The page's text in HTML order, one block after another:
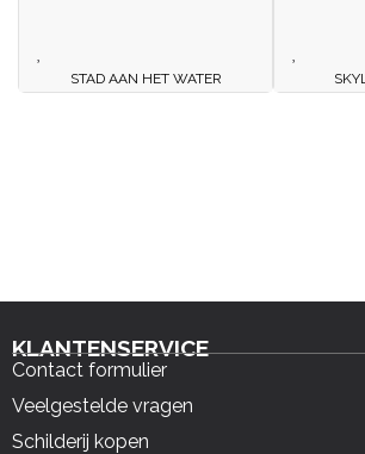
STAD AAN HET WATER
KLANTENSERVICE
Contact formulier
Veelgestelde vragen
Schilderij kopen